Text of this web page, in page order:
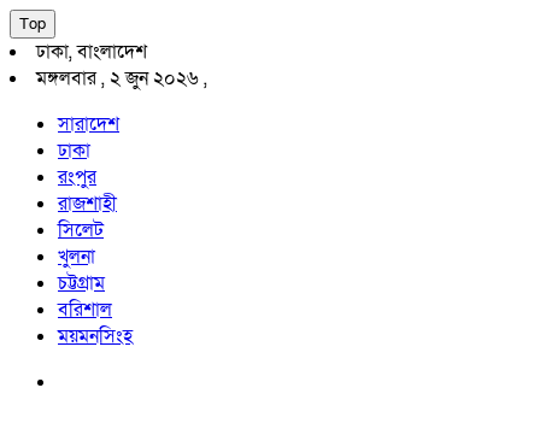
Top
ঢাকা, বাংলাদেশ
মঙ্গলবার , ২ জুন ২০২৬ ,
সারাদেশ
ঢাকা
রংপুর
রাজশাহী
সিলেট
খুলনা
চট্টগ্রাম
বরিশাল
ময়মনসিংহ